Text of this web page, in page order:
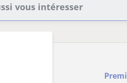
vous intéresser